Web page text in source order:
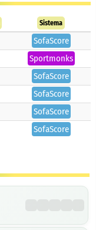
Sistema
SofaScore
Sportmonks
SofaScore
SofaScore
SofaScore
SofaScore